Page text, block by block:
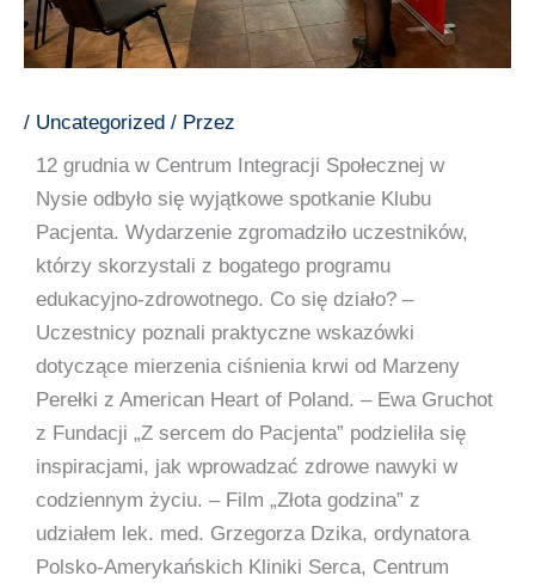
/ Uncategorized / Przez
12 grudnia w Centrum Integracji Społecznej w
Nysie odbyło się wyjątkowe spotkanie Klubu
Pacjenta. Wydarzenie zgromadziło uczestników,
którzy skorzystali z bogatego programu
edukacyjno-zdrowotnego. Co się działo? –
Uczestnicy poznali praktyczne wskazówki
dotyczące mierzenia ciśnienia krwi od Marzeny
Perełki z American Heart of Poland. – Ewa Gruchot
z Fundacji „Z sercem do Pacjenta” podzieliła się
inspiracjami, jak wprowadzać zdrowe nawyki w
codziennym życiu. – Film „Złota godzina” z
udziałem lek. med. Grzegorza Dzika, ordynatora
Polsko-Amerykańskich Kliniki Serca, Centrum